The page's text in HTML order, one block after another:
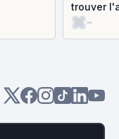
trouver
-